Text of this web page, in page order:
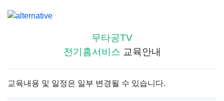
무타공TV
전기홈서비스 교육안내
교육내용 및 일정은 일부 변경될 수 있습니다.